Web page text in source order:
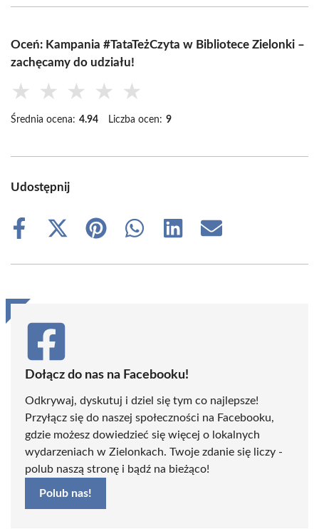
Oceń: Kampania #TataTeżCzyta w Bibliotece Zielonki –
zachęcamy do udziału!
★ ★ ★ ★ ★
Średnia ocena: 4.94 Liczba ocen: 9
Udostępnij
Share
Share
(Twitter)
Share
Share
Share
Share
Dołącz do nas na Facebooku!
Odkrywaj, dyskutuj i dziel się tym co najlepsze!
Przyłącz się do naszej społeczności na Facebooku,
gdzie możesz dowiedzieć się więcej o lokalnych
wydarzeniach w Zielonkach. Twoje zdanie się liczy -
polub naszą stronę i bądź na bieżąco!
Polub nas!